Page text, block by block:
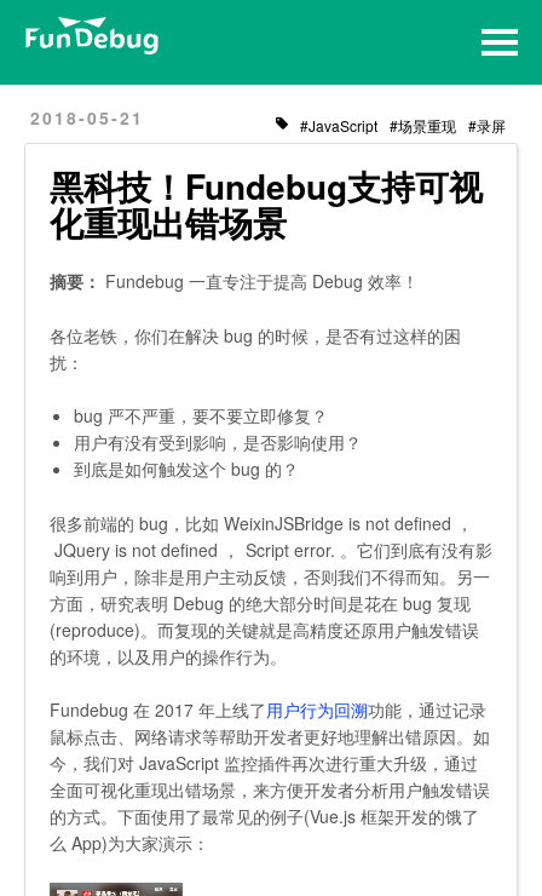
2018-05-21 JavaScript 场景重现 录屏
黑科技！Fundebug支持可视
化重现出错场景
摘要： Fundebug 一直专注于提高 Debug 效率！
各位老铁，你们在解决 bug 的时候，是否有过这样的困
扰：
bug 严不严重，要不要立即修复？
用户有没有受到影响，是否影响使用？
到底是如何触发这个 bug 的？
很多前端的 bug，比如 WeixinJSBridge is not defined ，
JQuery is not defined ， Script error. 。它们到底有没有影
响到用户，除非是用户主动反馈，否则我们不得而知。另一
方面，研究表明 Debug 的绝大部分时间是花在 bug 复现
(reproduce)。而复现的关键就是高精度还原用户触发错误
的环境，以及用户的操作行为。
Fundebug 在 2017 年上线了 用户行为回溯功能，通过记录
鼠标点击、网络请求等帮助开发者更好地理解出错原因。如
今，我们对 JavaScript 监控插件再次进行重大升级，通过
全面可视化重现出错场景，来方便开发者分析用户触发错误
的方式。下面使用了最常见的例子(Vue.js 框架开发的饿了
么 App)为大家演示：
Home
Archives